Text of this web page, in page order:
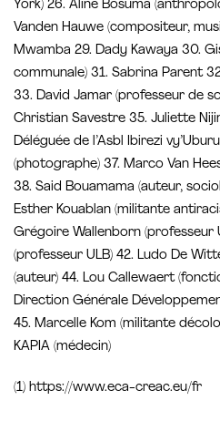
York) 26. Aline Bosuma
Vanden Hauwe (compositeur,
Mwamba 29. Dady Kawaya 30.
communale) 31. Sabrina Parent
33. David Jamar (professeur de
Christian Savestre 35. Juliette
Déléguée de l’Asbl Ibirezi
(photographe) 37. Marco Van
38. Said Bouamama (auteur,
Esther Kouablan (militante
Grégoire Wallenborn (professeur
(professeur ULB) 42. Ludo De
(auteur) 44. Lou Callewaert
Direction Générale
45. Marcelle Kom (militante
KAPIA (médecin)
(1) https://www.eca-creac.eu/fr